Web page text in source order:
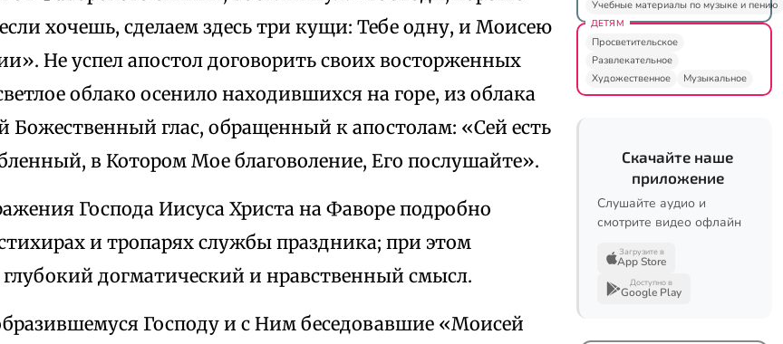
хочешь, сделаем здесь три кущи: Тебе одну, и Моисею
Не успел апостол договорить своих восторженных
облако осенило находившихся на горе, из облака
Божественный глас, обращенный к апостолам: «Сей есть
в Котором Мое благоволение, Его послушайте».
Господа Иисуса Христа на Фаворе подробно
и тропарях службы праздника; при этом
глубокий догматический и нравственный смысл.
Господу и с Ним беседовавшие «Моисей
Учебные материалы по музыке и пению
ДЕТЯМ
Просветительское
Развлекательное
Художественное
Музыкальное
Скачайте наше
приложение
Слушайте аудио и
смотрите видео офлайн
Загрузите в
App Store
Доступно в
Google Play